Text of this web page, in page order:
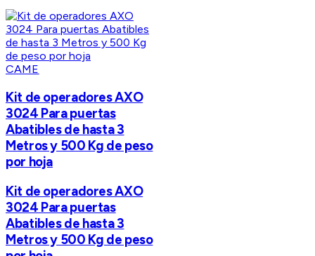
CAME
Kit de operadores AXO
3024 Para puertas
Abatibles de hasta 3
Metros y 500 Kg de peso
por hoja
Kit de operadores AXO
3024 Para puertas
Abatibles de hasta 3
Metros y 500 Kg de peso